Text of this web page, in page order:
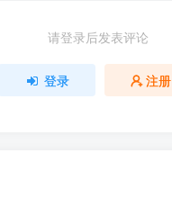
请登录后发表评论
登录 注册